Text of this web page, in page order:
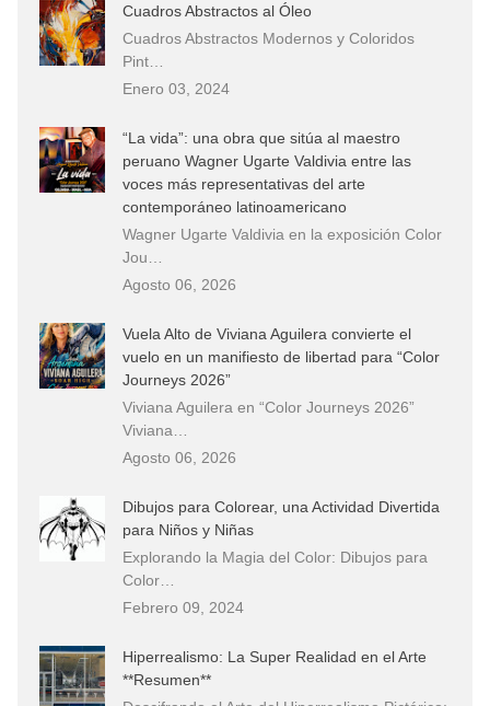
Cuadros Abstractos al Óleo
Cuadros Abstractos Modernos y Coloridos
Pint…
Enero 03, 2024
“La vida”: una obra que sitúa al maestro
peruano Wagner Ugarte Valdivia entre las
voces más representativas del arte
contemporáneo latinoamericano
Wagner Ugarte Valdivia en la exposición Color
Jou…
Agosto 06, 2026
Vuela Alto de Viviana Aguilera convierte el
vuelo en un manifiesto de libertad para “Color
Journeys 2026”
Viviana Aguilera en “Color Journeys 2026”
Viviana…
Agosto 06, 2026
Dibujos para Colorear, una Actividad Divertida
para Niños y Niñas
Explorando la Magia del Color: Dibujos para
Color…
Febrero 09, 2024
Hiperrealismo: La Super Realidad en el Arte
**Resumen**